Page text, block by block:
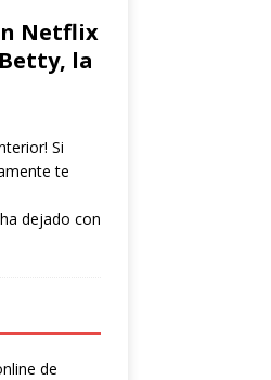
Netflix
la
Si
te
dejado con
de